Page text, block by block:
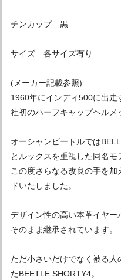
チンカップ 黒
サイズ 各サイズ有り
(メーカー記載参照)
1960年にインディ500に出走
社初のハーフキャップヘルメ
オーシャンビートルでは
とルックスを重視した同名モ
この度さらなる改良の手を
ドいたしました。
デザイン性の高い本革イヤー
そのまま継承されています。
ただ小さいだけでなく被る
たBEETLE SHORTY4。